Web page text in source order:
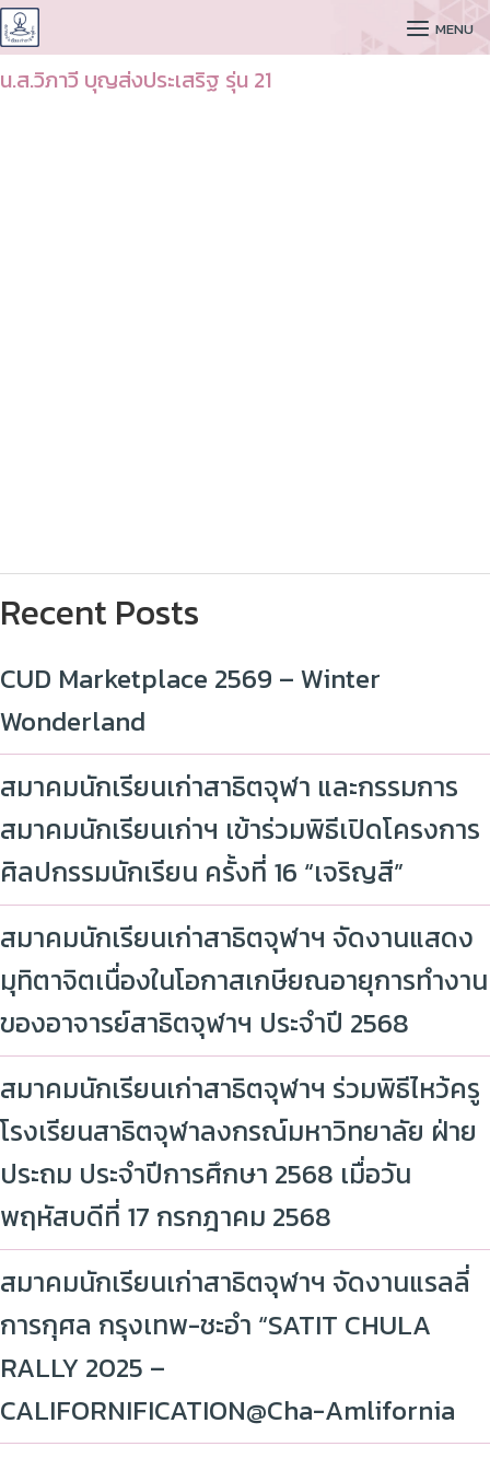
CUDAA MENU
น.ส.วิภาวี บุญส่งประเสริฐ รุ่น 21
Recent Posts
CUD Marketplace 2569 – Winter
Wonderland
สมาคมนักเรียนเก่าสาธิตจุฬา และกรรมการ
สมาคมนักเรียนเก่าฯ เข้าร่วมพิธีเปิดโครงการ
ศิลปกรรมนักเรียน ครั้งที่ 16 “เจริญสี”
สมาคมนักเรียนเก่าสาธิตจุฬาฯ จัดงานแสดง
มุทิตาจิตเนื่องในโอกาสเกษียณอายุการทำงาน
ของอาจารย์สาธิตจุฬาฯ ประจำปี 2568
สมาคมนักเรียนเก่าสาธิตจุฬาฯ ร่วมพิธีไหว้ครู
โรงเรียนสาธิตจุฬาลงกรณ์มหาวิทยาลัย ฝ่าย
ประถม ประจำปีการศึกษา 2568 เมื่อวัน
พฤหัสบดีที่ 17 กรกฎาคม 2568
สมาคมนักเรียนเก่าสาธิตจุฬาฯ จัดงานแรลลี่
การกุศล กรุงเทพ-ชะอำ “SATIT CHULA
RALLY 2025 –
CALIFORNIFICATION@Cha-Amlifornia